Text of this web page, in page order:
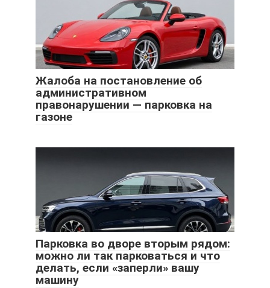
Жалоба на постановление об
административном
правонарушении — парковка на
газоне
Парковка во дворе вторым рядом:
можно ли так парковаться и что
делать, если «заперли» вашу
машину